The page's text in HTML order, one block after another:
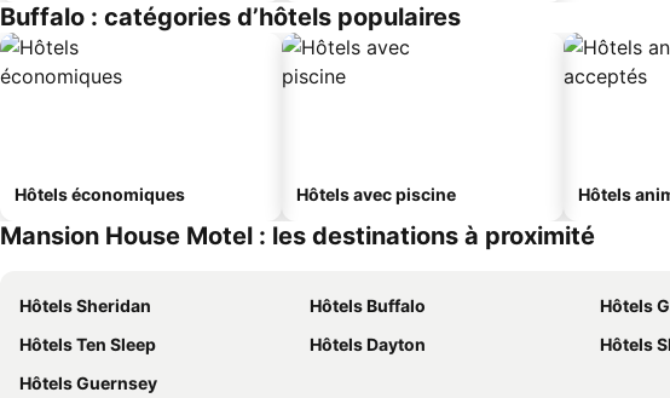
Buffalo : catégories d’hôtels populaires
Hôtels économiques Hôtels avec piscine Hôtels
Mansion House Motel : les destinations à proximité
Hôtels Sheridan Hôtels Buffalo Hôtels
Hôtels Ten Sleep
Hôtels Dayton Hôtels
Hôtels Guernsey